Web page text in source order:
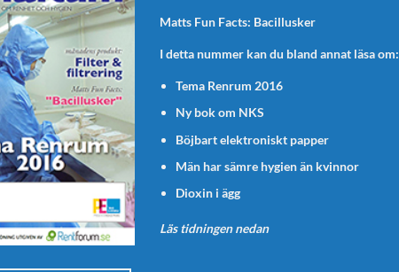
Matts Fun Facts: Bacillusker
I detta nummer kan du bland annat läsa om:
Tema Renrum 2016
Ny bok om NKS
Böjbart elektroniskt papper
Män har sämre hygien än kvinnor
Dioxin i ägg
Läs tidningen nedan